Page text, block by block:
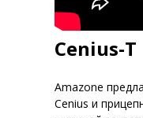
Cenius-T
Amazone
Cenius и